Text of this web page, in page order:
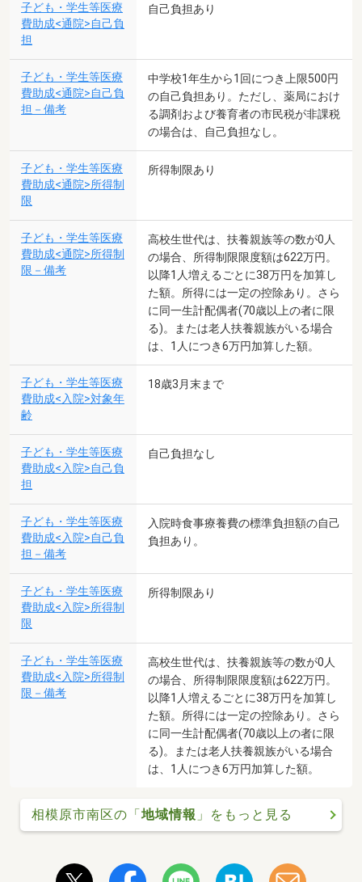
子ども・学生等医療
費助成<通院>自己負
担
自己負担あり
子ども・学生等医療
費助成<通院>自己負
担－備考
中学校1年生から1回につき上限500円
の自己負担あり。ただし、薬局におけ
る調剤および養育者の市民税が非課税
の場合は、自己負担なし。
子ども・学生等医療
費助成<通院>所得制
限
所得制限あり
子ども・学生等医療
費助成<通院>所得制
限－備考
高校生世代は、扶養親族等の数が0人
の場合、所得制限限度額は622万円。
以降1人増えるごとに38万円を加算し
た額。所得には一定の控除あり。さら
に同一生計配偶者(70歳以上の者に限
る)。または老人扶養親族がいる場合
は、1人につき6万円加算した額。
子ども・学生等医療
費助成<入院>対象年
齢
18歳3月末まで
子ども・学生等医療
費助成<入院>自己負
担
自己負担なし
子ども・学生等医療
費助成<入院>自己負
担－備考
入院時食事療養費の標準負担額の自己
負担あり。
子ども・学生等医療
費助成<入院>所得制
限
所得制限あり
子ども・学生等医療
費助成<入院>所得制
限－備考
高校生世代は、扶養親族等の数が0人
の場合、所得制限限度額は622万円。
以降1人増えるごとに38万円を加算し
た額。所得には一定の控除あり。さら
に同一生計配偶者(70歳以上の者に限
る)。または老人扶養親族がいる場合
は、1人につき6万円加算した額。
相模原市南区の「地域情報 」をもっと見る